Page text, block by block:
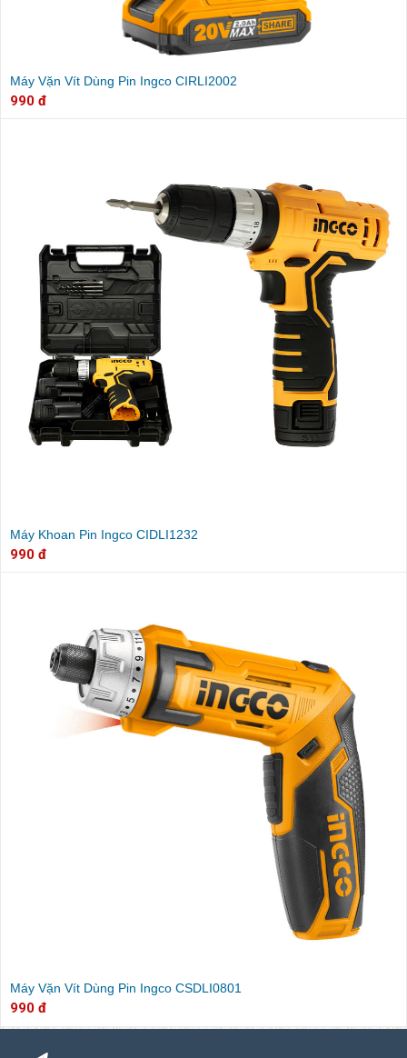
Máy Vặn Vít Dùng Pin Ingco CIRLI2002
990 đ
Máy Khoan Pin Ingco CIDLI1232
990 đ
Máy Vặn Vít Dùng Pin Ingco CSDLI0801
990 đ